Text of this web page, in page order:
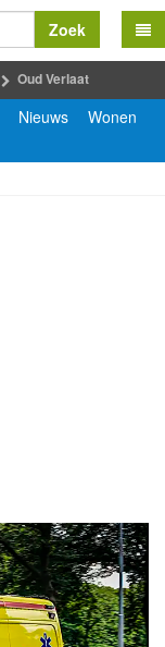
Zoek
Oud Verlaat
Nieuws
Wonen